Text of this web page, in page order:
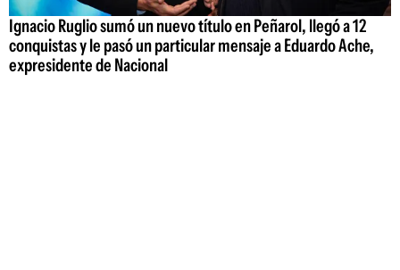
Ignacio Ruglio sumó un nuevo título en Peñarol, llegó a 12
conquistas y le pasó un particular mensaje a Eduardo Ache,
expresidente de Nacional